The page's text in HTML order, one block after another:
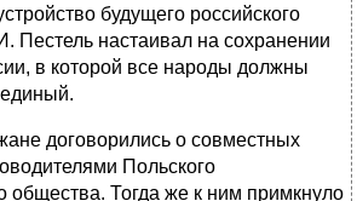
будущего российского
Пестель на­стаивал на сохранении
в которой все народы долж­ны
договорились о совместных
Польского
общества. Тогда же к ним примкнуло